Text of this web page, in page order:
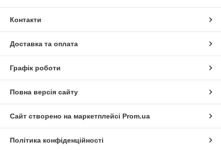
Контакти
Доставка та оплата
Графік роботи
Повна версія сайту
Сайт створено на маркетплейсі Prom.ua
Політика конфіденційності